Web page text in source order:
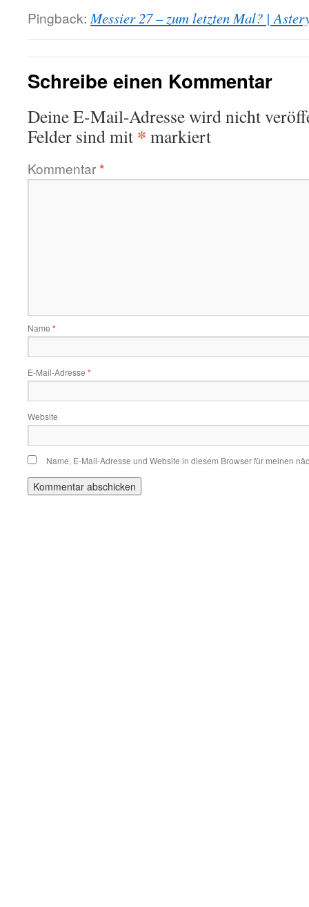
Pingback: Messier 27 – zum letzten Mal? |
Schreibe einen Kommentar
Deine E-Mail-Adresse wird nicht
Felder sind mit * markiert
Kommentar*
Name *
E-Mail-Adresse *
Website
Name, E-Mail-Adresse und Website in diesem Browser für meinen